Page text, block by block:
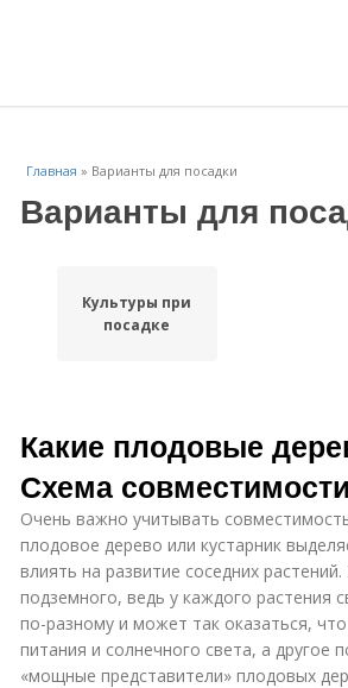
Главная » Варианты для посадки
Варианты для
Культуры при
посадке
Какие плодовые
Схема
Очень важно учитывать
плодовое дерево или кустарник
влиять на развитие соседних
подземного, ведь у каждого растения
по-разному и может так оказаться,
питания и солнечного света, а другое
«мощные представители» плодовых